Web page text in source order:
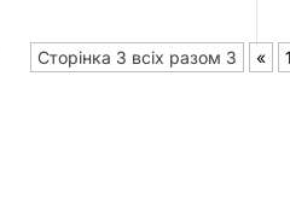
Сторінка 3 всіх разом 3 « 1